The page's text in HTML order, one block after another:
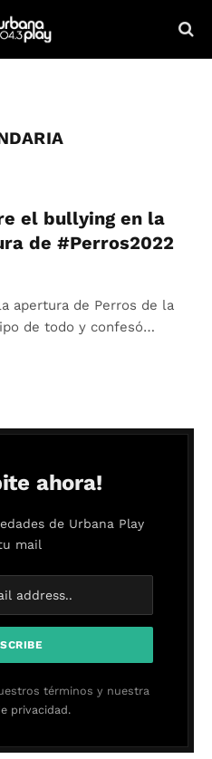
el bullying en la
de #Perros2022
apertura de Perros de la
de todo y confesó…
ahora!
de Urbana Play
mail
términos y nuestra
privacidad.